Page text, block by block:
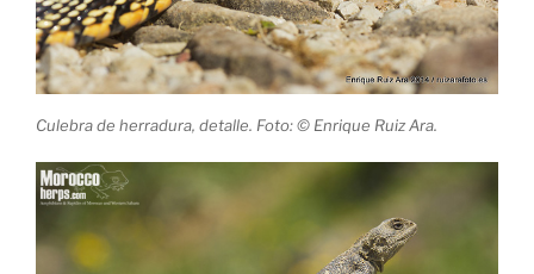
Culebra de herradura, detalle. Foto: © Enrique Ruiz Ara.